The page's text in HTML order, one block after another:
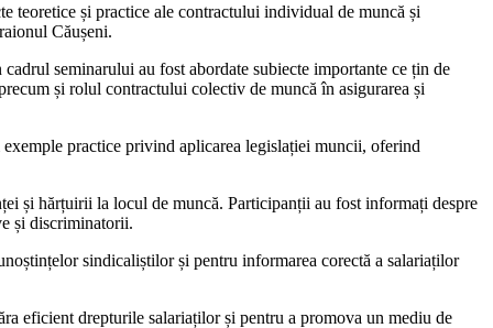
teoretice și practice ale contractului individual de muncă și
Căușeni.
seminarului au fost abordate subiecte importante ce țin de
și rolul contractului colectiv de muncă în asigurarea și
practice privind aplicarea legislației muncii, oferind
și hărțuirii la locul de muncă. Participanții au fost informați despre
și discriminatorii.
sindicaliștilor și pentru informarea corectă a salariaților
eficient drepturile salariaților și pentru a promova un mediu de